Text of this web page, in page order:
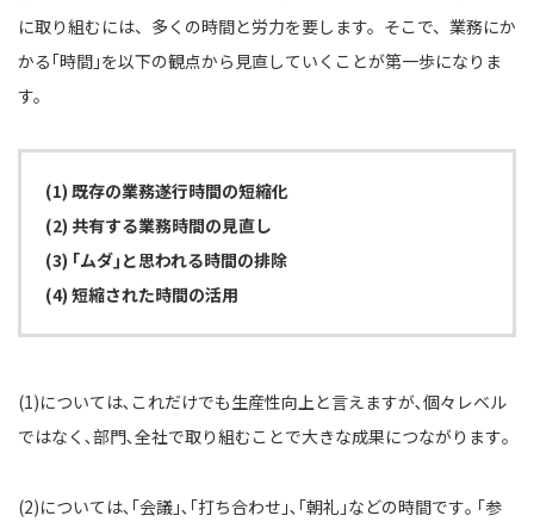
に取り組むには、多くの時間と労力を要します。そこで、業務にか
かる｢時間｣を以下の観点から見直していくことが第一歩になりま
す。
(1) 既存の業務遂行時間の短縮化
(2) 共有する業務時間の見直し
(3) ｢ムダ｣と思われる時間の排除
(4) 短縮された時間の活用
(1)については､これだけでも生産性向上と言えますが､個々レベル
ではなく､部門､全社で取り組むことで大きな成果につながります｡
(2)については､｢会議｣､｢打ち合わせ｣､｢朝礼｣などの時間です｡ ｢参